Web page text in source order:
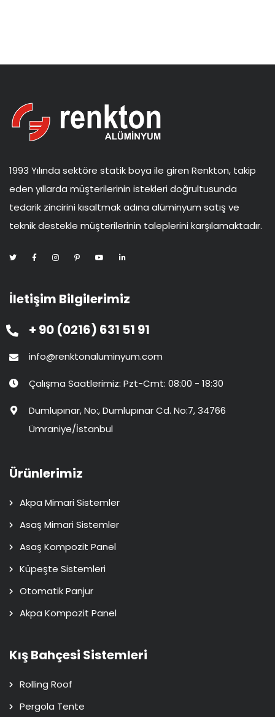
1993 Yılında sektöre statik boya ile giren Renkton, takip
eden yıllarda müşterilerinin istekleri doğrultusunda
tedarik zincirini kısaltmak adına alüminyum satış ve
teknik destekle müşterilerinin taleplerini karşılamaktadır.
İletişim Bilgilerimiz
+ 90 (0216) 631 51 91
info@renktonaluminyum.com
Çalışma Saatlerimiz: Pzt-Cmt: 08:00 - 18:30
Dumlupınar, No:, Dumlupınar Cd. No:7, 34766
Ümraniye/İstanbul
Ürünlerimiz
Akpa Mimari Sistemler
Asaş Mimari Sistemler
Asaş Kompozit Panel
Küpeşte Sistemleri
Otomatik Panjur
Akpa Kompozit Panel
Kış Bahçesi Sistemleri
Rolling Roof
Pergola Tente